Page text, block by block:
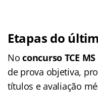
Etapas do
No concurso TCE MS
de prova objetiva,
títulos e avaliação